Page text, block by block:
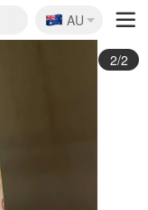
🇦🇺
AU
1/2